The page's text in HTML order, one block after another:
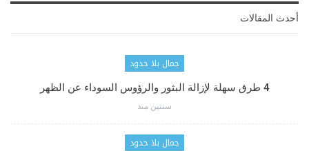
أحدث المقالات
جمال بلا حدود
4 طرق سهلة لإزالة البثور والرؤوس السوداء عن الظهر
سنتين منذ
جمال بلا حدود